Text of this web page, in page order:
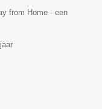
from Home - een